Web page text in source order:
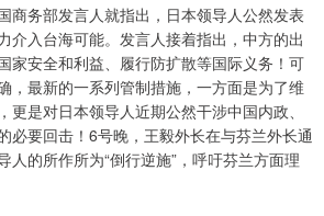
商务部发言人就指出，日本领导人公然发表
介入台海可能。发言人接着指出，中方的出
家安全和利益、履行防扩散等国际义务！可
，最新的一系列管制措施，一方面是为了维
更是对日本领导人近期公然干涉中国内政、
必要回击！6号晚，王毅外长在与芬兰外长通
人的所作所为“倒行逆施”，呼吁芬兰方面理